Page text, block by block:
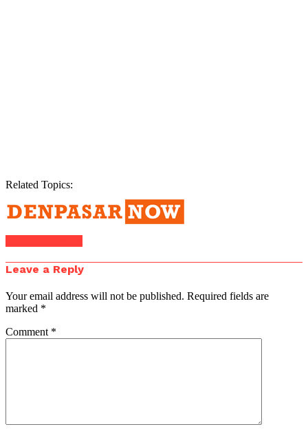
Related Topics:
Leave a Reply
Your email address will not be published. Required fields are
marked *
Comment *